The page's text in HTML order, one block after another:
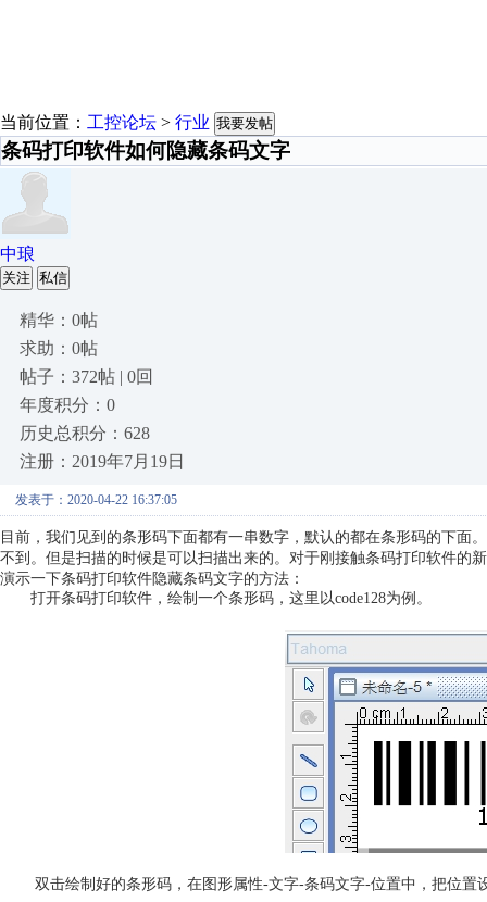
当前位置： 工控论坛 > 行业 我要发帖
条码打印软件如何隐藏条码文字
中琅
关注 私信
精华：0帖
求助：0帖
帖子：372帖 | 0回
年度积分：0
历史总积分：628
注册：2019年7月19日
发表于：2020-04-22 16:37:05
目前，我们见到的条形码下面都有一串数字，默认的都在条形码的下
不到。但是扫描的时候是可以扫描出来的。对于刚接触条码打印软件的
演示一下条码打印软件隐藏条码文字的方法：
打开条码打印软件，绘制一个条形码，这里以code128为例。
双击绘制好的条形码，在图形属性-文字-条码文字-位置中，把位置